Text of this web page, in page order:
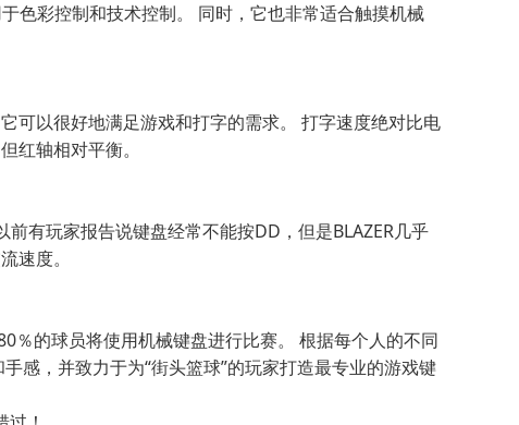
色彩控制和技术控制。 同时，它也非常适合触摸机械
可以很好地满足游戏和打字的需求。 打字速度绝对比电
红轴相对平衡。
有玩家报告说键盘经常不能按DD，但是BLAZER几乎
速度。
％的球员将使用机械键盘进行比赛。 根据每个人的不同
感，并致力于为“街头篮球”的玩家打造最专业的游戏键